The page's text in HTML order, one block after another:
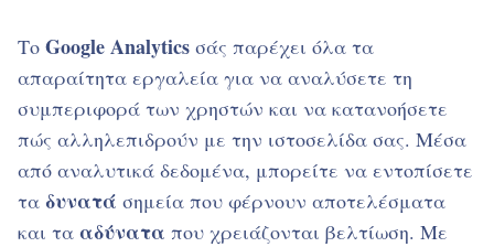
Το Google Analytics σάς παρέχει όλα τα
απαραίτητα εργαλεία για να αναλύσετε τη
συμπεριφορά των χρηστών και να κατανοήσετε
πώς αλληλεπιδρούν με την ιστοσελίδα σας. Μέσα
από αναλυτικά δεδομένα, μπορείτε να εντοπίσετε
τα δυνατά σημεία που φέρνουν αποτελέσματα
και τα αδύνατα που χρειάζονται βελτίωση. Με